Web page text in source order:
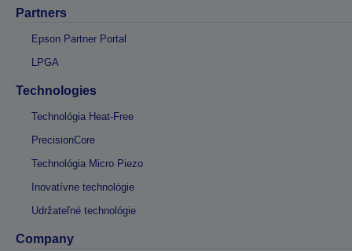
Partners
Epson Partner Portal
LPGA
Technologies
Technológia Heat-Free
PrecisionCore
Technológia Micro Piezo
Inovatívne technológie
Udržateľné technológie
Company